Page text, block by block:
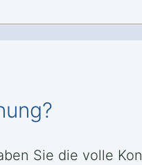
Sie die volle